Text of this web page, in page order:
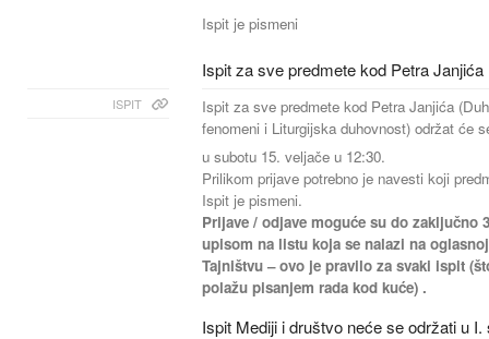
Ispit je pismeni
Ispit za sve predmete kod Petra Janjića
ISPIT
Ispit za sve predmete kod Petra Janjića
fenomeni i Liturgijska duhovnost) održat će
u subotu 15. veljače u 12:30.
Prilikom prijave potrebno je navesti koji
Ispit je pismeni.
Prijave / odjave moguće su do zaključno
upisom na listu koja se nalazi na
Tajništvu – ovo je pravilo za svaki ispit
polažu pisanjem rada kod kuće) .
Ispit Mediji i društvo neće se održati u